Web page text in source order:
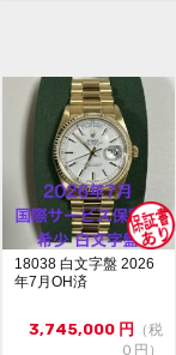
・
コメント
・
は
額
18038 白文字盤 2026
年7月OH済
3,745,000 円
（税
０円）